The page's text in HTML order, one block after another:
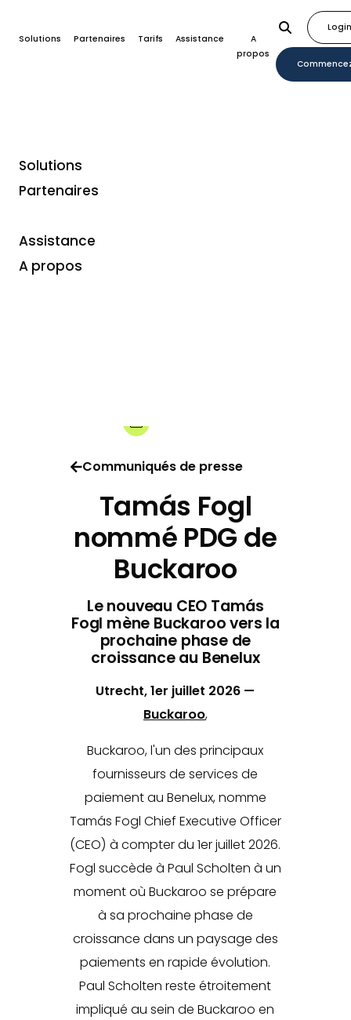
Solutions Partenaires Tarifs Assistance
A
propos
Login
Solutions
Partenaires
Assistance
A propos
Communiqués de presse
Tamás Fogl
nommé PDG de
Buckaroo
Le nouveau CEO Tamás
Fogl mène Buckaroo vers la
prochaine phase de
croissance au Benelux
Utrecht, 1er juillet 2026 —
Buckaroo,
Buckaroo, l'un des principaux
fournisseurs de services de
paiement au Benelux, nomme
Tamás Fogl Chief Executive Officer
(CEO) à compter du 1er juillet 2026.
Fogl succède à Paul Scholten à un
moment où Buckaroo se prépare
à sa prochaine phase de
croissance dans un paysage des
paiements en rapide évolution.
Paul Scholten reste étroitement
impliqué au sein de Buckaroo en